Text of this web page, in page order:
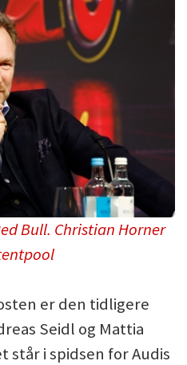
Bull. Christian Horner
er den tidligere
Seidl og Mattia
står i spidsen for Audis